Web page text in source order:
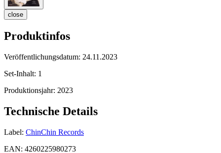
close
Produktinfos
Veröffentlichungsdatum: 24.11.2023
Set-Inhalt: 1
Produktionsjahr: 2023
Technische Details
Label: ChinChin Records
EAN: 4260225980273